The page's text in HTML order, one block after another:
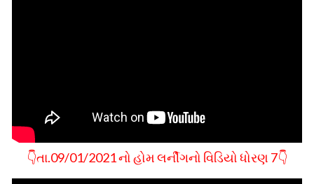
👇તા.09/01/2021 નો હોમ લર્નીગનો વિડિયો ધોરણ 7👇